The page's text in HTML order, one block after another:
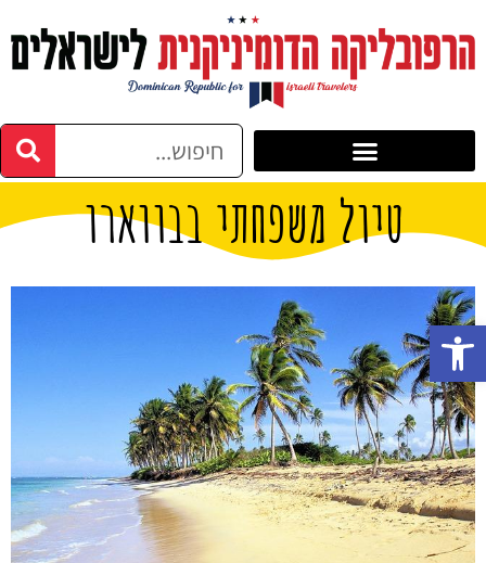
טיול משפחתי בבווארו
פתח סרגל נגישות